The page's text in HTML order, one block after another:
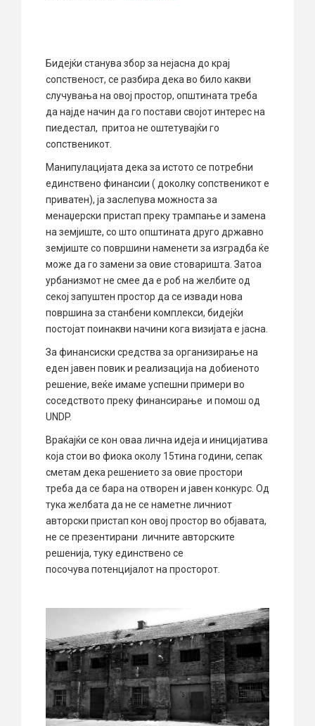
Бидејќи станува збор за нејасна до крај
сопственост, се разбира дека во било какви
случувања на овој простор, општината треба
да најде начин да го постави својот интерес на
пиедестал, притоа не оштетувајќи го
сопственикот.
Манипулацијата дека за истото се потребни
единствено финансии ( доколку сопственикот е
приватен), ја заслепува можноста за
менаџерски пристап преку трампање и замена
на земјиште, со што општината друго државно
земјиште со површини наменети за изградба ќе
може да го замени за овие стоваришта. Затоа
урбанизмот не смее да е роб на желбите од
секој запуштен простор да се извади нова
површина за станбени комплекси, бидејќи
постојат поинакви начини кога визијата е јасна.
За финансиски средства за организирање на
еден јавен повик и реализација на добиеното
решение, веќе имаме успешни примери во
соседството преку финансирање и помош од
UNDP.
Враќајќи се кон оваа лична идеја и иницијатива
која стои во фиока околу 15тина години, сепак
сметам дека решението за овие простори
треба да се бара на отворен и јавен конкурс. Од
тука желбата да не се наметне личниот
авторски пристап кон овој простор во објавата,
не се презентирани личните авторските
решенија, туку единствено се
посочува потенцијалот на просторот.